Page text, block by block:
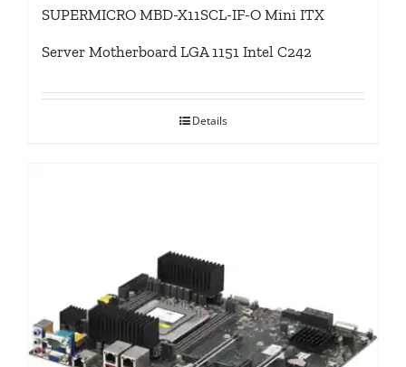
SUPERMICRO MBD-X11SCL-IF-O Mini ITX
Server Motherboard LGA 1151 Intel C242
Details